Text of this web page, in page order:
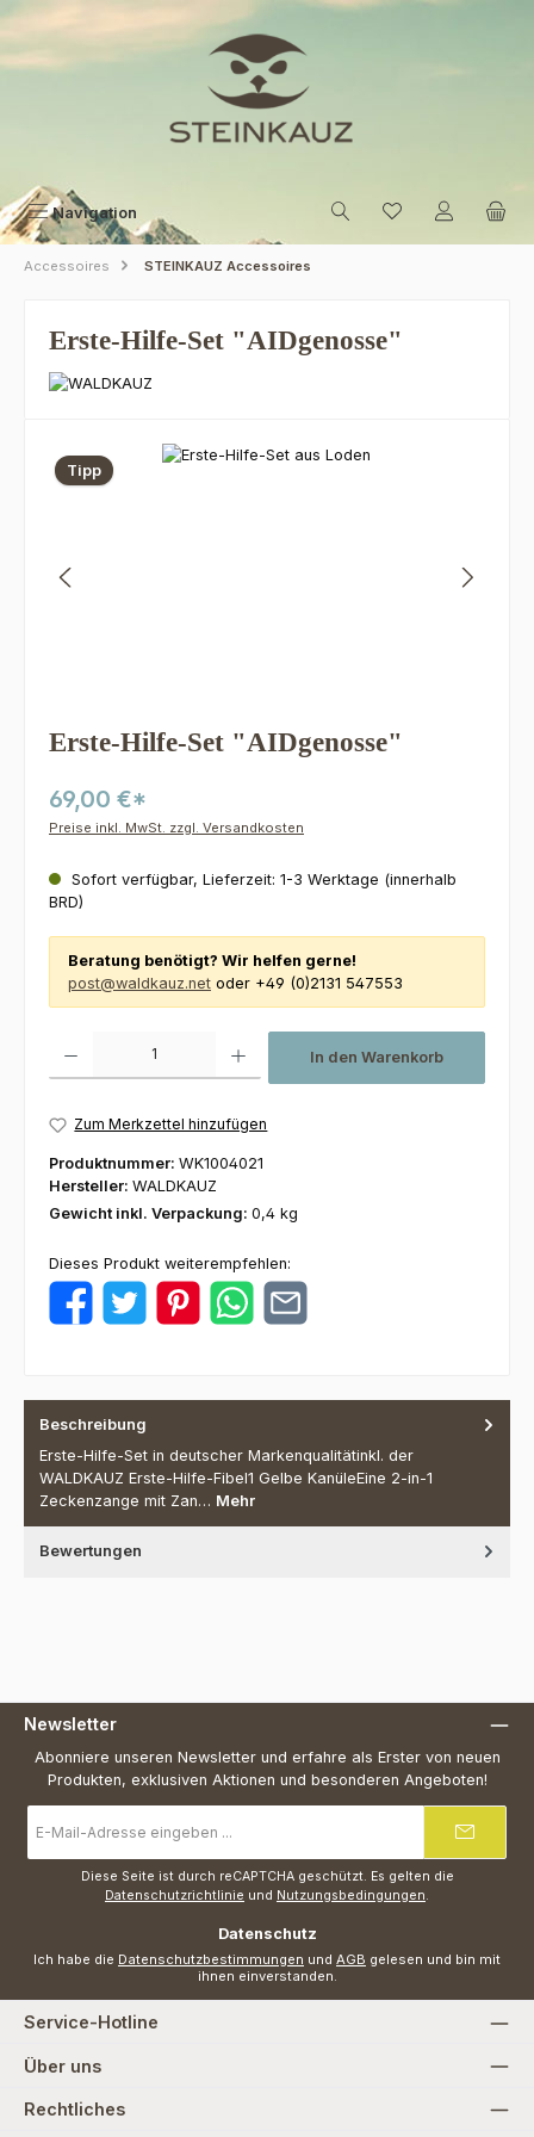
Zum Hauptinhalt springen
Navigation
Accessoires STEINKAUZ Accessoires
Erste-Hilfe-Set "AIDgenosse"
Bildergalerie überspringen
Tipp
Erste-Hilfe-Set "AIDgenosse"
69,00 €*
Preise inkl. MwSt. zzgl. Versandkosten
Sofort verfügbar, Lieferzeit: 1-3 Werktage (innerhalb
BRD)
Beratung benötigt? Wir helfen gerne!
post@waldkauz.net oder +49 (0)2131 547553
In den Warenkorb
Zum Merkzettel hinzufügen
Produktnummer: WK1004021
Hersteller: WALDKAUZ
Gewicht inkl. Verpackung: 0,4 kg
Dieses Produkt weiterempfehlen:
Beschreibung
Erste-Hilfe-Set in deutscher Markenqualitätinkl. der
WALDKAUZ Erste-Hilfe-Fibel1 Gelbe KanüleEine 2-in-1
Zeckenzange mit Zan… Mehr
Bewertungen
Newsletter
Abonniere unseren Newsletter und erfahre als Erster von neuen
Produkten, exklusiven Aktionen und besonderen Angeboten!
Mail-
Adresse
Diese Seite ist durch reCAPTCHA geschützt. Es gelten die
Datenschutzrichtlinie und Nutzungsbedingungen.
Datenschutz
Ich habe die Datenschutzbestimmungen und AGB gelesen und bin mit
ihnen einverstanden.
Service-Hotline
Über uns
Rechtliches